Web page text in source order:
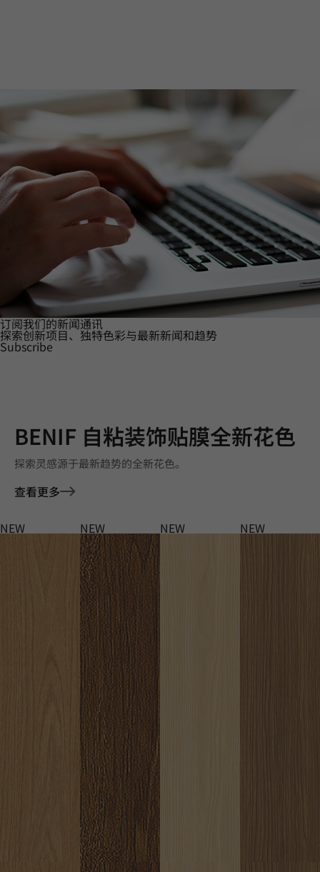
订阅我们的新闻通讯
探索创新项目、独特色彩与最新新闻和趋势
Subscribe
BENIF 自粘装饰贴膜全新花色
探索灵感源于最新趋势的全新花色。
查看更多
NEW NEW NEW NEW